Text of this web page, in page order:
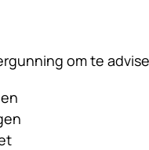
om te